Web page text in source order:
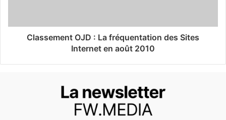
Classement OJD : La fréquentation des Sites
Internet en août 2010